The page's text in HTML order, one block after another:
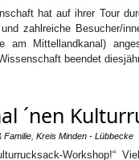
hat auf ihrer Tour
zahlreiche Besucher/
am Mittellandkanal)
beendet
´nen
Familie Kreis Minden - Lübbecke
Workshop!“